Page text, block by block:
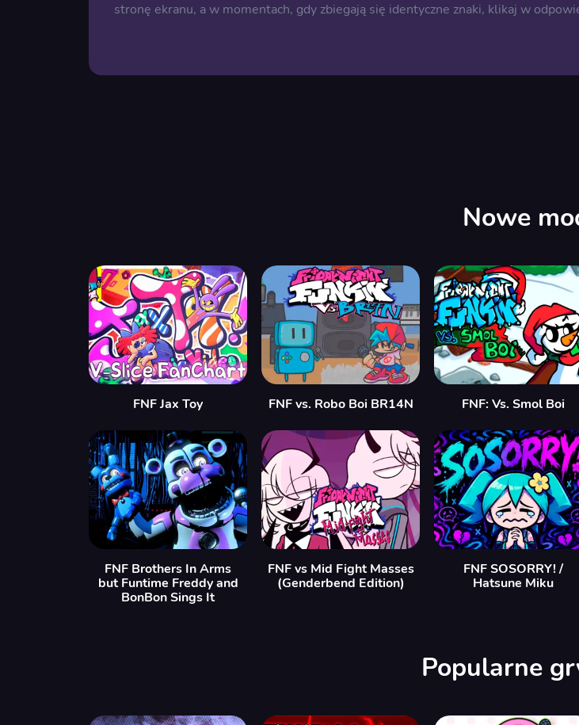
stronę ekranu, a w momentach, gdy zbiegają się identyczne znaki, klikaj w
Nowe
FNF Jax Toy FNF vs. Robo Boi BR14N FNF: Vs. Smol Boi
FNF Brothers In Arms
but Funtime Freddy and
BonBon Sings It
FNF vs Mid Fight Masses
(Genderbend Edition)
FNF SOSORRY! /
Hatsune Miku
Popularne